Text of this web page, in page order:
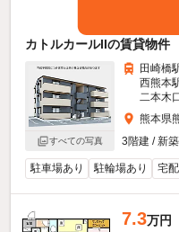
カトルカールIIの賃貸物件
すべての写真
田崎橋
西熊本
二本木
熊本県
3階建 / 新
駐車場あり 駐輪場あり 宅
7.3万円